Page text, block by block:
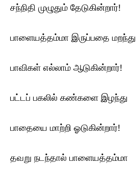
சந்நிதி முழுதும் தேடுகின்றார்!
பாளையத்தம்மா இருப்பதை மறந்து
பாவிகள் எல்லாம் ஆடுகின்றார்!
பட்டப் பகலில் கண்களை இழந்து
பாதையை மாற்றி ஓடுகின்றார்!
தவறு நடந்தால் பாளையத்தம்மா